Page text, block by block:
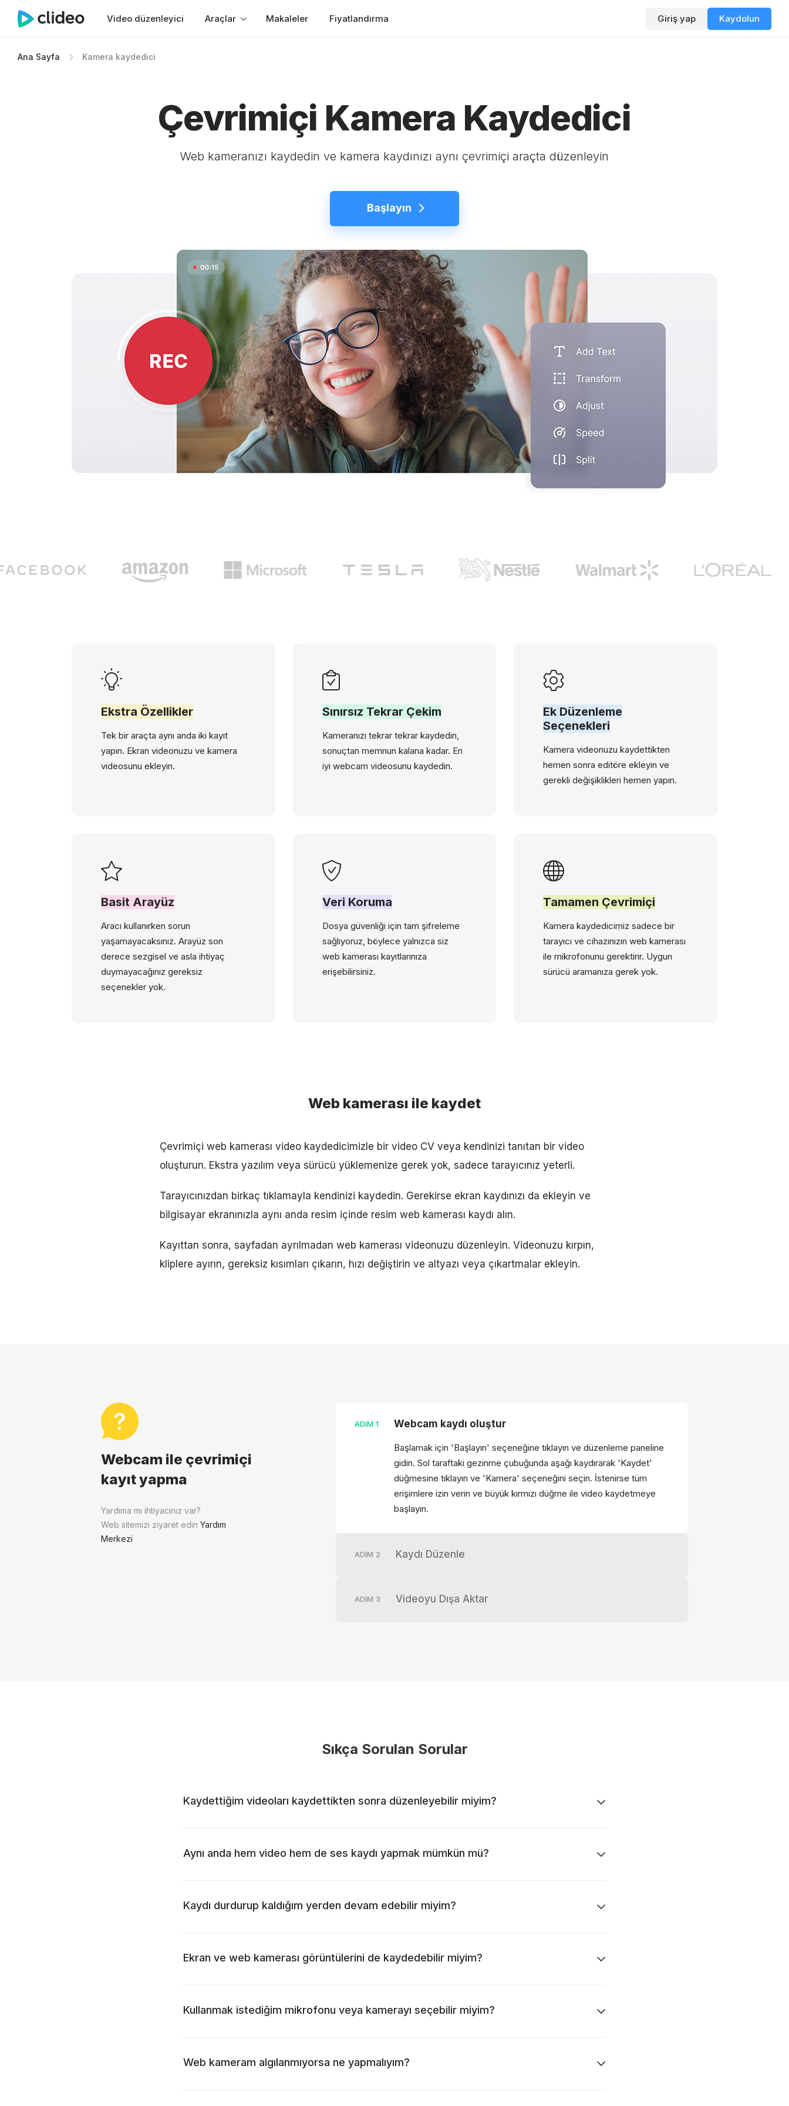
Video düzenleyici Araçlar Makaleler Fiyatlandırma Giriş yap Kaydolun
Ana Sayfa Kamera kaydedici
Çevrimiçi Kamera Kaydedici
Web kameranızı kaydedin ve kamera kaydınızı aynı çevrimiçi araçta düzenleyin
Başlayın
Ekstra Özellikler
Tek bir araçta aynı anda iki kayıt
yapın. Ekran videonuzu ve kamera
videosunu ekleyin.
Sınırsız Tekrar Çekim
Kameranızı tekrar tekrar kaydedin,
sonuçtan memnun kalana kadar. En
iyi webcam videosunu kaydedin.
Ek Düzenleme
Seçenekleri
Kamera videonuzu kaydettikten
hemen sonra editöre ekleyin ve
gerekli değişiklikleri hemen yapın.
Basit Arayüz
Aracı kullanırken sorun
yaşamayacaksınız. Arayüz son
derece sezgisel ve asla ihtiyaç
duymayacağınız gereksiz
seçenekler yok.
Veri Koruma
Dosya güvenliği için tam şifreleme
sağlıyoruz, böylece yalnızca siz
web kamerası kayıtlarınıza
erişebilirsiniz.
Tamamen Çevrimiçi
Kamera kaydedicimiz sadece bir
tarayıcı ve cihazınızın web kamerası
ile mikrofonunu gerektirir. Uygun
sürücü aramanıza gerek yok.
Web kamerası ile kaydet
Çevrimiçi web kamerası video kaydedicimizle bir video CV veya kendinizi tanıtan bir video
oluşturun. Ekstra yazılım veya sürücü yüklemenize gerek yok, sadece tarayıcınız yeterli.
Tarayıcınızdan birkaç tıklamayla kendinizi kaydedin. Gerekirse ekran kaydınızı da ekleyin ve
bilgisayar ekranınızla aynı anda resim içinde resim web kamerası kaydı alın.
Kayıttan sonra, sayfadan ayrılmadan web kamerası videonuzu düzenleyin. Videonuzu kırpın,
kliplere ayırın, gereksiz kısımları çıkarın, hızı değiştirin ve altyazı veya çıkartmalar ekleyin.
Webcam ile çevrimiçi
kayıt yapma
Yardıma mı ihtiyacınız var?
Web sitemizi ziyaret edin Yardım
Merkezi
ADIM 1 Webcam kaydı oluştur
Başlamak için 'Başlayın' seçeneğine tıklayın ve düzenleme paneline
gidin. Sol taraftaki gezinme çubuğunda aşağı kaydırarak 'Kaydet'
düğmesine tıklayın ve 'Kamera' seçeneğini seçin. İstenirse tüm
erişimlere izin verin ve büyük kırmızı düğme ile video kaydetmeye
başlayın.
ADIM 2 Kaydı Düzenle
ADIM 3 Videoyu Dışa Aktar
Sıkça Sorulan Sorular
Kaydettiğim videoları kaydettikten sonra düzenleyebilir miyim?
Aynı anda hem video hem de ses kaydı yapmak mümkün mü?
Kaydı durdurup kaldığım yerden devam edebilir miyim?
Ekran ve web kamerası görüntülerini de kaydedebilir miyim?
Kullanmak istediğim mikrofonu veya kamerayı seçebilir miyim?
Web kameram algılanmıyorsa ne yapmalıyım?